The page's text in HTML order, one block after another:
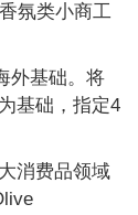
氛类小商工
外基础。将
基础，指定4
消费品领域